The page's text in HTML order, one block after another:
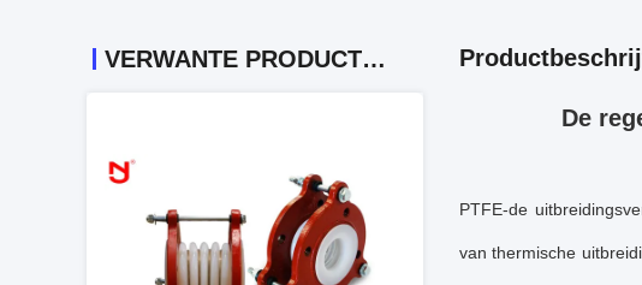
VERWANTE PRODUCTEN
De
PTFE-de
van thermische